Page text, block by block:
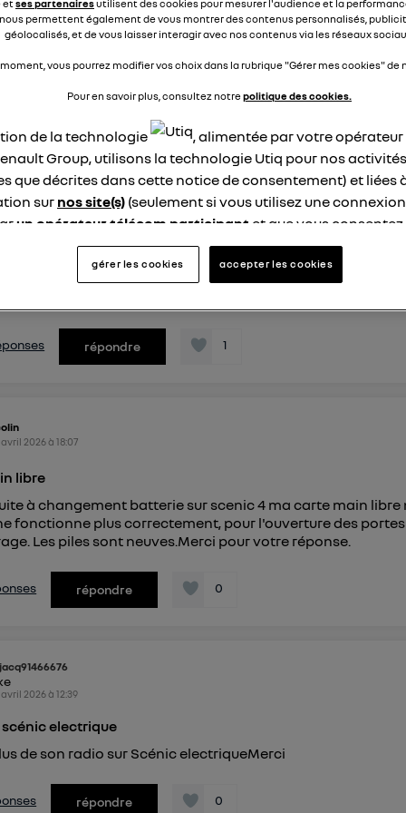
pas à jour. Pouvez-vous m'aider? Vous remerciant par
barr91902307
avril 2026à13:14
sur Scenic-e tech
Scenic immatriculé le 21/10/2024 ne possédait pas la
j'ai fait la demande chez mon garagiste depuis plus de
La mise à jour est-elle importante ? ou risquée ? Est-ce
répondre 1
avril 2026à18:07
libre
à changement batterie sur scenic 4 ma carte main libre
fonctionne plus correctement, pour l'ouverture des
Les piles sont neuves.Merci pour votre réponse.
répondre 0
jacq91466676
avril 2026à12:39
scénic electrique
de son radio sur Scénic electriqueMerci
répondre 0
etses partenairesutilisent des cookies pour mesurer l'audience et la
permettent également de vous montrer des contenus personnalisés,
géolocalisés, et de vous laisser interagir avec nos contenus via les réseaux
vous pourrez modifier vos choix dans la rubrique "Gérer mes cookies" de
Pour en savoir plus, consultez notrepolitique des cookies.
de la technologie
, alimentée par votre
Group, utilisons la technologie Utiq pour nos
que décrites dans cette notice de consentement) et liées
sur nos site(s) (seulement si vous utilisez une
un opérateur télécom participant et que vous
site).
Utiq a été conçue pour la protection de vos données
en vous offrant choix et contrôle.
un identifiant créé par votre opérateur télécom basé sur
référence de votre contrat internet (ex : votre numéro de
est associé à votre connexion internet. Ainsi, toutes les
connexion mobile
à tout moment retirer ce consentement sur
") ou via la page « gérer Utiq » en bas de ce site.
veuillez consulterla Politique d'information sur les
personnelles d'Utiq.
gérer les cookies accepter les cookies